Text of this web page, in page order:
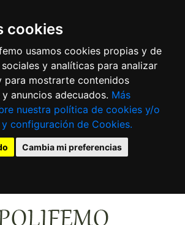
cookies
usamos cookies propias y de
y analíticas para analizar
para mostrarte contenidos
anuncios adecuados. Más
nuestra política de cookies y/o
configuración de Cookies.
Cambia mi preferencias